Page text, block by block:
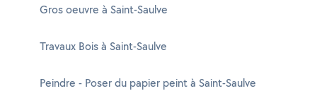
Gros oeuvre à Saint-Saulve
Travaux Bois à Saint-Saulve
Peindre - Poser du papier peint à Saint-Saulve